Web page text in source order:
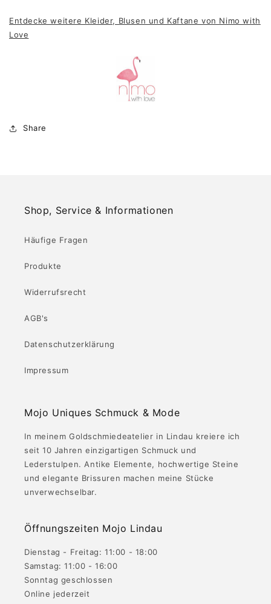
Entdecke weitere Kleider, Blusen und Kaftane von Nimo with
Love
Share
Shop, Service & Informationen
Häufige Fragen
Produkte
Widerrufsrecht
AGB's
Datenschutzerklärung
Impressum
Mojo Uniques Schmuck & Mode
In meinem Goldschmiedeatelier in Lindau kreiere ich
seit 10 Jahren einzigartigen Schmuck und
Lederstulpen. Antike Elemente, hochwertige Steine
und elegante Brissuren machen meine Stücke
unverwechselbar.
Öffnungszeiten Mojo Lindau
Dienstag - Freitag: 11:00 - 18:00
Samstag: 11:00 - 16:00
Sonntag geschlossen
Online jederzeit